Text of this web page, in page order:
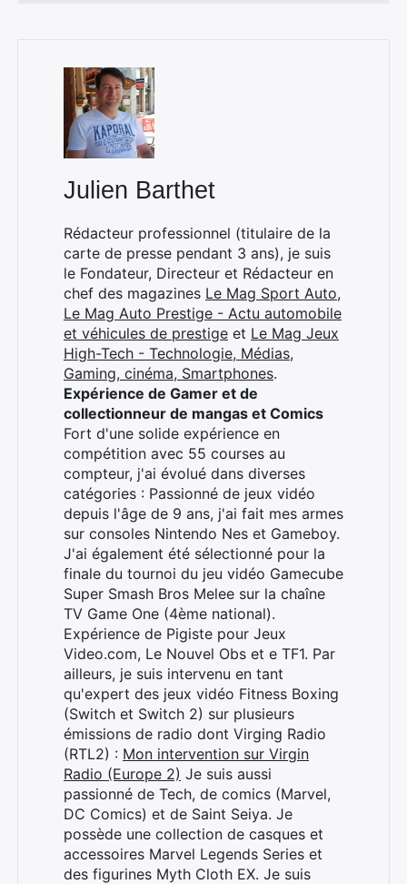
Julien Barthet
Rédacteur professionnel (titulaire de la
carte de presse pendant 3 ans), je suis
le Fondateur, Directeur et Rédacteur en
chef des magazines Le Mag Sport Auto,
Le Mag Auto Prestige - Actu automobile
et véhicules de prestige et Le Mag Jeux
High-Tech - Technologie, Médias,
Gaming, cinéma, Smartphones.
Expérience de Gamer et de
collectionneur de mangas et Comics
Fort d'une solide expérience en
compétition avec 55 courses au
compteur, j'ai évolué dans diverses
catégories : Passionné de jeux vidéo
depuis l'âge de 9 ans, j'ai fait mes armes
sur consoles Nintendo Nes et Gameboy.
J'ai également été sélectionné pour la
finale du tournoi du jeu vidéo Gamecube
Super Smash Bros Melee sur la chaîne
TV Game One (4ème national).
Expérience de Pigiste pour Jeux
Video.com, Le Nouvel Obs et e TF1. Par
ailleurs, je suis intervenu en tant
qu'expert des jeux vidéo Fitness Boxing
(Switch et Switch 2) sur plusieurs
émissions de radio dont Virging Radio
(RTL2) : Mon intervention sur Virgin
Radio (Europe 2) Je suis aussi
passionné de Tech, de comics (Marvel,
DC Comics) et de Saint Seiya. Je
possède une collection de casques et
accessoires Marvel Legends Series et
des figurines Myth Cloth EX. Je suis
Rechercher